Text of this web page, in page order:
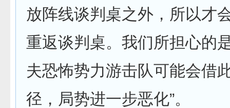
放阵线谈判桌之外，所以才
重返谈判桌。我们所担心的
夫恐怖势力游击队可能会借
径，局势进一步恶化”。